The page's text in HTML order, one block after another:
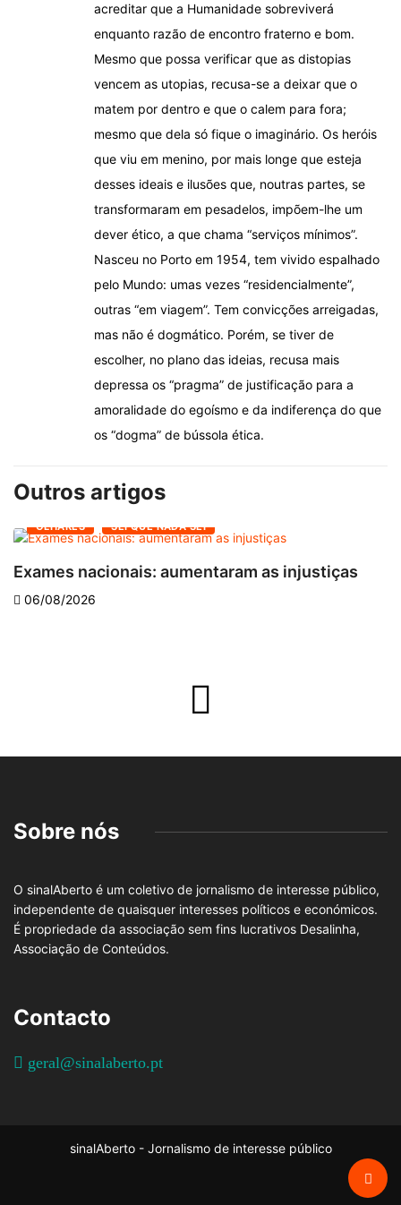
acreditar que a Humanidade sobreviverá
enquanto razão de encontro fraterno e bom.
Mesmo que possa verificar que as distopias
vencem as utopias, recusa-se a deixar que o
matem por dentro e que o calem para fora;
mesmo que dela só fique o imaginário. Os heróis
que viu em menino, por mais longe que esteja
desses ideais e ilusões que, noutras partes, se
transformaram em pesadelos, impõem-lhe um
dever ético, a que chama “serviços mínimos”.
Nasceu no Porto em 1954, tem vivido espalhado
pelo Mundo: umas vezes “residencialmente”,
outras “em viagem”. Tem convicções arreigadas,
mas não é dogmático. Porém, se tiver de
escolher, no plano das ideias, recusa mais
depressa os “pragma” de justificação para a
amoralidade do egoísmo e da indiferença do que
os “dogma” de bússola ética.
Outros artigos
OLHARES SEI QUE NADA SEI
Exames nacionais: aumentaram as injustiças
06/08/2026
Sobre nós
O sinalAberto é um coletivo de jornalismo de interesse público,
independente de quaisquer interesses políticos e económicos.
É propriedade da associação sem fins lucrativos Desalinha,
Associação de Conteúdos.
Contacto
geral@sinalaberto.pt
sinalAberto - Jornalismo de interesse público